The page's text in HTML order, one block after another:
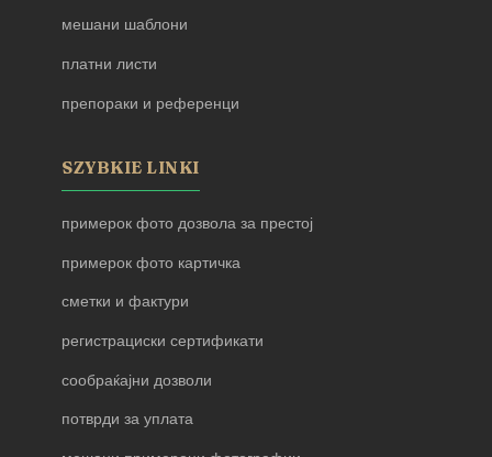
мешани шаблони
платни листи
препораки и референци
SZYBKIE LINKI
примерок фото дозвола за престој
примерок фото картичка
сметки и фактури
регистрациски сертификати
сообраќајни дозволи
потврди за уплата